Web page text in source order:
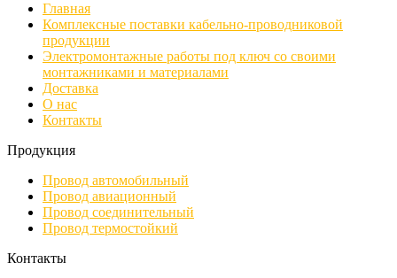
Главная
Комплексные поставки кабельно-проводниковой
продукции
Электромонтажные работы под ключ со своими
монтажниками и материалами
Доставка
О нас
Контакты
Продукция
Провод автомобильный
Провод авиационный
Провод соединительный
Провод термостойкий
Контакты